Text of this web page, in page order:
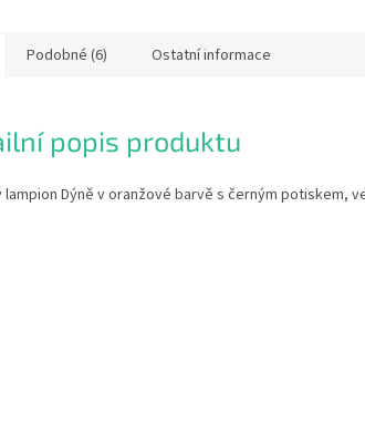
Podobné (6) Ostatní informace
popis produktu
lampion Dýně v oranžové barvě s černým potiskem,